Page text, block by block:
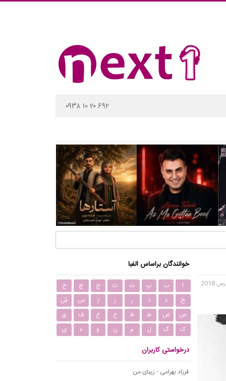
۰۹۳۸ ۱۰ ۲۰ ۶۹۲
خوانندگان براساس الفبا
ا ب پ ت ث ج چ
ح
خ
د ذ ر ز ژ س
ش
ص
ض ط ظ ع غ ف
ق
ک
گ ل م ن و ه ی
درخواستی کاربران
فرزاد بهرامی - زیبای من